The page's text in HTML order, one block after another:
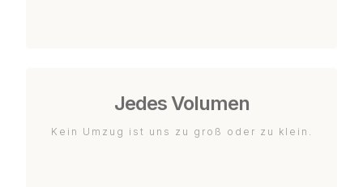
Jedes Volumen
Kein Umzug ist uns zu groß oder zu klein.